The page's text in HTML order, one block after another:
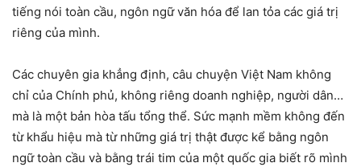
tiếng nói toàn cầu, ngôn ngữ văn hóa để lan tỏa các giá trị
riêng của mình.
Các chuyên gia khẳng định, câu chuyện Việt Nam không
chỉ của Chính phủ, không riêng doanh nghiệp, người dân…
mà là một bản hòa tấu tổng thể. Sức mạnh mềm không đến
từ khẩu hiệu mà từ những giá trị thật được kể bằng ngôn
ngữ toàn cầu và bằng trái tim của một quốc gia biết rõ mình